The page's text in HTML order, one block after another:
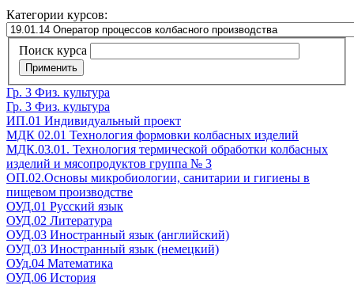
Категории курсов:
Поиск курса
Применить
Гр. 3 Физ. культура
Гр. 3 Физ. культура
ИП.01 Индивидуальный проект
МДК 02.01 Технология формовки колбасных изделий
МДК.03.01. Технология термической обработки колбасных
изделий и мясопродуктов группа № 3
ОП.02.Основы микробиологии, санитарии и гигиены в
пищевом производстве
ОУД.01 Русский язык
ОУД.02 Литература
ОУД.03 Иностранный язык (английский)
ОУД.03 Иностранный язык (немецкий)
ОУд.04 Математика
ОУД.06 История